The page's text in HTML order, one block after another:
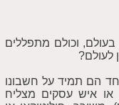
וכולם מתפללים
לעולם?
הם תמיד על חשבונו
או איש עסקים מצליח